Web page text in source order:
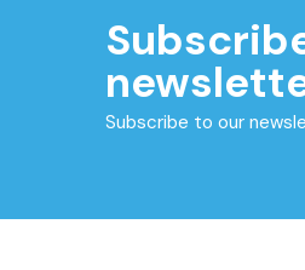
Subscribe to our